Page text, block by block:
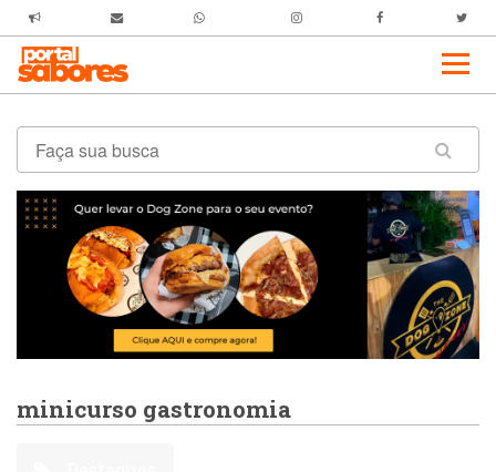
minicurso gastronomia